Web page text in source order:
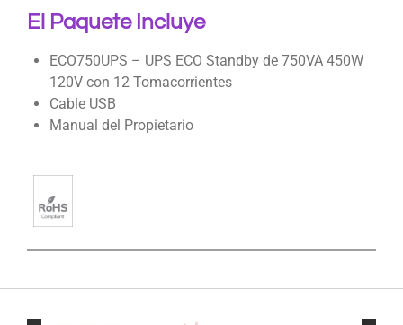
El Paquete Incluye
ECO750UPS – UPS ECO Standby de 750VA 450W
120V con 12 Tomacorrientes
Cable USB
Manual del Propietario